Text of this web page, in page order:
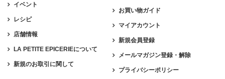
イベント
レシピ
店舗情報
LA PETITE EPICERIEについて
新規のお取引に関して
お買い物ガイド
マイアカウント
新規会員登録
メールマガジン登録・解除
プライバシーポリシー